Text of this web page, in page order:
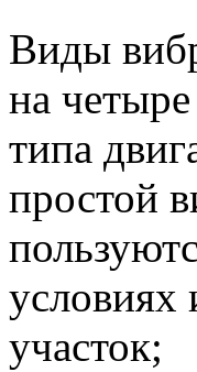
Виды
на
типа
простой
условиях
участок;